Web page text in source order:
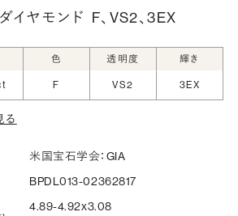
ン：指輪の内側に留める宝石のこ
やピンクダイヤモンドなど、お好みの
ングすることができます。ショッピング
イヤモンド F、VS2、3EX
色 透明度 輝き
F VS2 3EX
る
米国宝石学会：GIA
BPDL013-02362817
4.89-4.92x3.08